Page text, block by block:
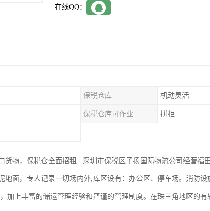
在线QQ：
保税仓库 机动灵活
保税仓库可作业 拼柜
货物，保税仓全面招租 深圳市保税区子扬国际物流公司经营福
面，专人记录一切场内外,库区设有：办公区、停车场。消防设
加上丰富的储运管理经验和严谨的管理制度。在珠三角地区的有